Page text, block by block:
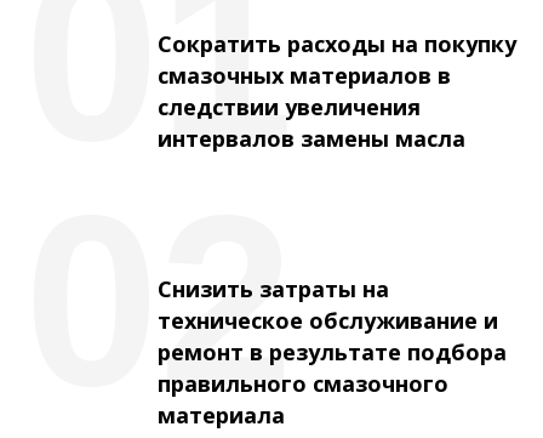
Сократить расходы на покупку
смазочных материалов в
следствии увеличения
интервалов замены масла
01
Снизить затраты на
техническое обслуживание и
ремонт в результате подбора
правильного смазочного
материала
02